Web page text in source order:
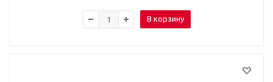
В корзину